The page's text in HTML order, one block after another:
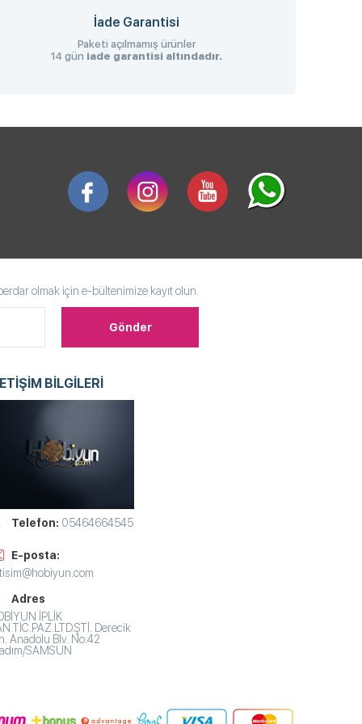
İade Garantisi
Paketi açılmamış ürünler
14 gün iade garantisi altındadır.
olmak için e-bültenimize kayıt olun.
BİLGİLERİ
Telefon: 05464664545
E-posta:
Adres
İPLİK
Derecik
Anadolu Blv. No:42
SAMSUN